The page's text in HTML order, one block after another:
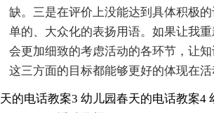
缺。三是在评价上没能达到具体积极
单的、大众化的表扬用语。如果让我
会更加细致的考虑活动的各环节，让
这三方面的目标都能够更好的体现在活
天的电话教案3 幼儿园春天的电话教案4